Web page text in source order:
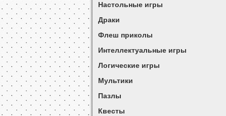
Настольные игры
Драки
Флеш приколы
Интеллектуальные игры
Логические игры
Мультики
Пазлы
Квесты